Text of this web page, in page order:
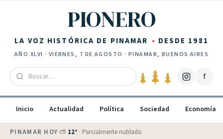
PIONERO
LA VOZ HISTÓRICA DE PINAMAR DESDE 1981
AÑO XLVI · VIERNES, 7 DE AGOSTO · PINAMAR, BUENOS AIRES
f
Inicio Actualidad Política Sociedad Economía
PINAMAR HOY·⛅ 12° · Parcialmente nublado